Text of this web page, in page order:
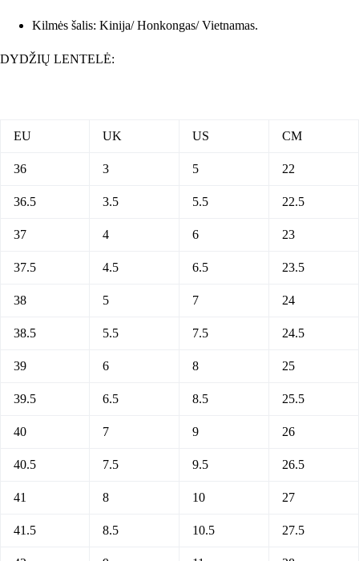
Kilmės šalis: Kinija/ Honkongas/ Vietnamas.
DYDŽIŲ LENTELĖ:
EU UK US CM
36 3 5 22
36.5 3.5 5.5 22.5
37 4 6 23
37.5 4.5 6.5 23.5
38 5 7 24
38.5 5.5 7.5 24.5
39 6 8 25
39.5 6.5 8.5 25.5
40 7 9 26
40.5 7.5 9.5 26.5
41 8 10 27
41.5 8.5 10.5 27.5